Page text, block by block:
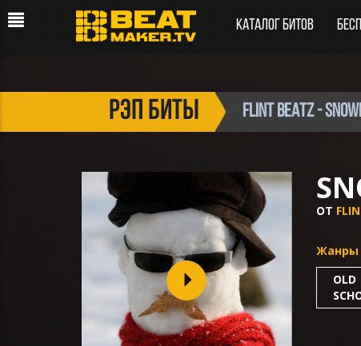
Каталог битов
рэп биты FLINT BEATZ -
ОТ
Жанры
OLD